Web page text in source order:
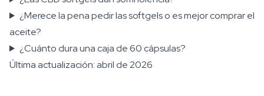
¿Merece la pena pedir las softgels o es mejor comprar el
aceite?
¿Cuánto dura una caja de 60 cápsulas?
Última actualización: abril de 2026